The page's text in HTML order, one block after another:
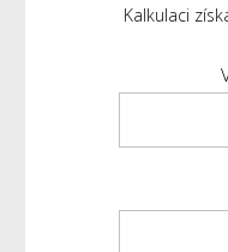
Kalkulaci